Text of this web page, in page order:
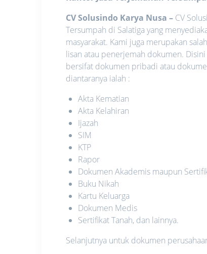
CV Solusindo Karya Nusa – CV
Tersumpah di Salatiga yang
masyarakat. Kami juga merupakan
lisan atau penerjemah dokumen.
bersifat dokumen pribadi atau
diantaranya ialah :
Akta Kematian
Akta Kelahiran
Ijazah
SIM
KTP
Rapor
Dokumen Akademis maupun
Buku Nikah
Kartu Keluarga
Dokumen Medis
Sertifikat Tanah, dan lainnya.
Selanjutnya untuk dokumen